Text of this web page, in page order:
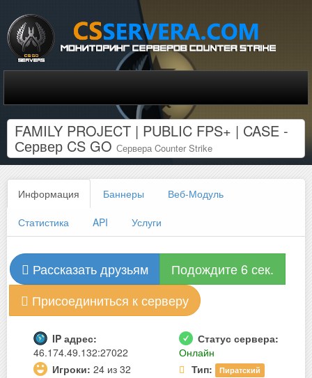
FAMILY PROJECT | PUBLIC FPS+ | CASE -
Сервер CS GO Сервера Counter Strike
Информация Баннеры Веб-Модуль
Статистика API Услуги
Рассказать друзьям
Подождите 6 сек.
Присоединиться к серверу
IP адрес:
46.174.49.132:27022
Статус сервера:
Онлайн
Игроки: 24 из 32 Тип: Пиратский